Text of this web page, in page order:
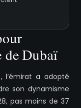
de Dubaï
l’émirat a adopté
son dynamisme
pas moins de 37